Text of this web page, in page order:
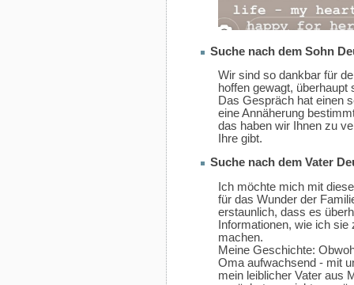
Suche nach dem Sohn
Wir sind so dankbar für
hoffen gewagt,
Das Gespräch hat einen
eine Annäherung
das haben wir Ihnen zu
Ihre gibt.
Suche nach dem Vater
Ich möchte mich mit
für das Wunder der
erstaunlich, dass es
Informationen, wie ich sie
machen.
Meine Geschichte:
Oma aufwachsend - mit
mein leiblicher Vater aus